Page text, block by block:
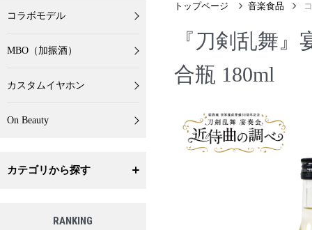
トップページ 音楽食品
『刀剣乱舞
合瓶 180ml
コラボモデル
MBO（加振酒）
カスタムイヤホン
On Beauty
カテゴリから探す
RANKING